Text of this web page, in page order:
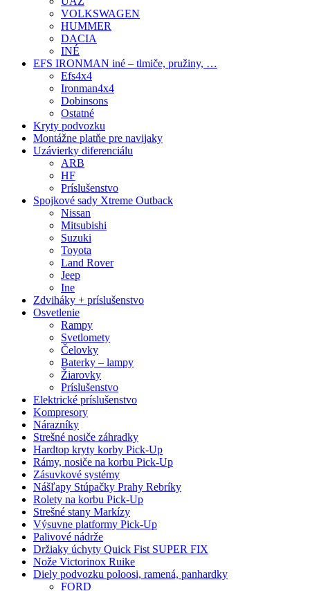
VOLKSWAGEN
HUMMER
DACIA
INÉ
EFS IRONMAN iné – tlmiče, pružiny, …
Efs4x4
Ironman4x4
Dobinsons
Ostatné
Kryty podvozku
Montážne platňe pre navijaky
Uzávierky diferenciálu
ARB
HF
Príslušenstvo
Spojkové sady Xtreme Outback
Nissan
Mitsubishi
Suzuki
Toyota
Land Rover
Jeep
Ine
Zdviháky + príslušenstvo
Osvetlenie
Rampy
Svetlomety
Čelovky
Baterky – lampy
Žiarovky
Príslušenstvo
Elektrické príslušenstvo
Kompresory
Nárazníky
Strešné nosiče záhradky
Hardtop kryty korby Pick-Up
Rámy, nosiče na korbu Pick-Up
Zásuvkové systémy
Nášľapy Stúpačky Prahy Rebríky
Rolety na korbu Pick-Up
Strešné stany Markízy
Výsuvne platformy Pick-Up
Palivové nádrže
Držiaky úchyty Quick Fist SUPER FIX
Nože Victorinox Ruike
Diely podvozku poloosi, ramená, panhardky
FORD